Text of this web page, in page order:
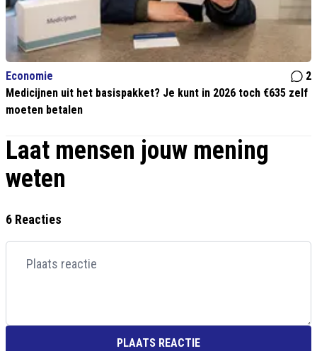
Economie
2
Medicijnen uit het basispakket? Je kunt in 2026 toch €635 zelf
moeten betalen
Laat mensen jouw mening
weten
6 Reacties
PLAATS REACTIE